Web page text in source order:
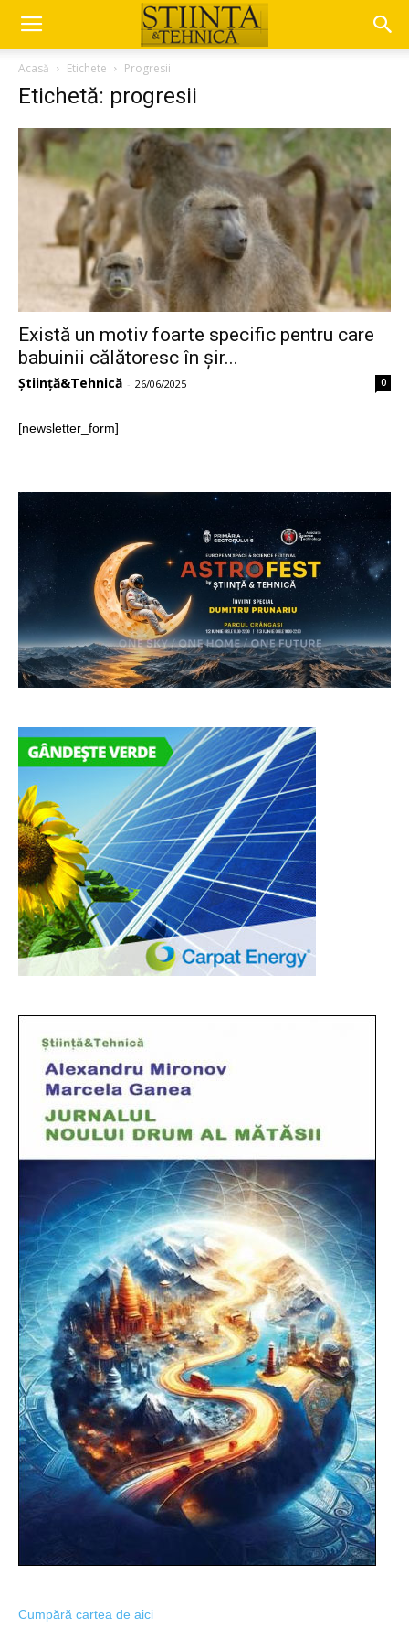
Acasă Etichete Progresii
Etichetă: progresii
Există un motiv foarte specific pentru care
babuinii călătoresc în șir...
Știință&Tehnică - 26/06/2025 0
[newsletter_form]
Cumpără cartea de aici